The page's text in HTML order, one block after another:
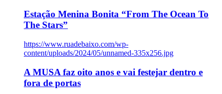
Estação Menina Bonita “From The Ocean To
The Stars”
https://www.ruadebaixo.com/wp-
content/uploads/2024/05/unnamed-335x256.jpg
A MUSA faz oito anos e vai festejar dentro e
fora de portas